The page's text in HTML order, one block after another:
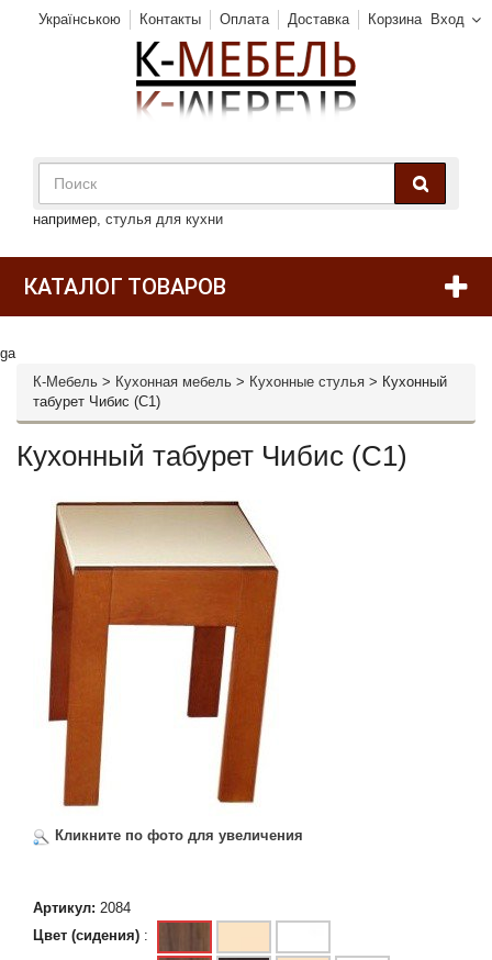
Вход
Українською Контакты Оплата Доставка Корзина
например, стулья для кухни
КАТАЛОГ ТОВАРОВ
ga
К-Мебель > Кухонная мебель > Кухонные стулья > Кухонный
табурет Чибис (С1)
Кухонный табурет Чибис (С1)
Кликните по фото для увеличения
Артикул: 2084
Цвет (сидения) :